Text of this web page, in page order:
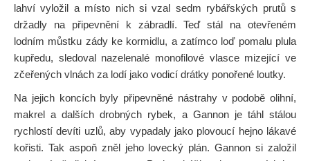
lahví vyložil a místo nich si vzal sedm rybářských prutů s
držadly na připevnění k zábradlí. Teď stál na otevřeném
lodním můstku zády ke kormidlu, a zatímco loď pomalu plula
kupředu, sledoval nazelenalé monofilové vlasce mizející ve
zčeřených vlnách za lodí jako vodicí drátky ponořené loutky.
Na jejich koncích byly připevněné nástrahy v podobě olihní,
makrel a dalších drobných rybek, a Gannon je táhl stálou
rychlostí devíti uzlů, aby vypadaly jako plovoucí hejno lákavé
kořisti. Tak aspoň zněl jeho lovecký plán. Gannon si založil